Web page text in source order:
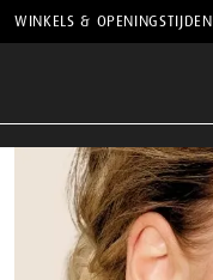
WINKELS & OPENINGSTIJDEN